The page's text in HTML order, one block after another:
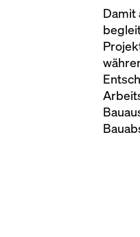
Damit